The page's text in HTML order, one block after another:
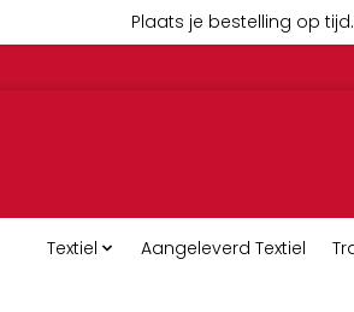
Plaats je bestelling op
Textiel Aangeleverd Textiel